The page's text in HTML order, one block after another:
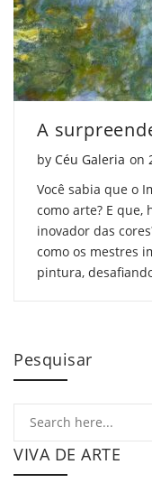
by Céu Galeria on
Você sabia que o
como arte? E que,
inovador das
como os mestres
pintura,
Pesquisar
VIVA DE ARTE